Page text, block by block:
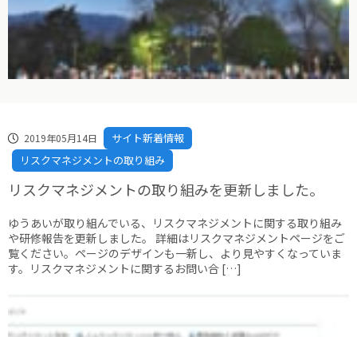
2019年05月14日
サイト新着情報
リスクマネジメントの取り組み
リスクマネジメントの取り組みを更新しました。
ゆうあいが取り組んでいる、リスクマネジメントに関する取り組み
や研修報告を更新しました。 詳細はリスクマネジメントページをご
覧ください。ページのデザインも一新し、より見やすくなっていま
す。リスクマネジメントに関するお問い合 […]